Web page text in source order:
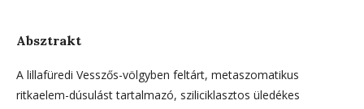
Absztrakt
A lillafüredi Vesszős-völgyben feltárt, metaszomatikus
ritkaelem-dúsulást tartalmazó, sziliciklasztos üledékes